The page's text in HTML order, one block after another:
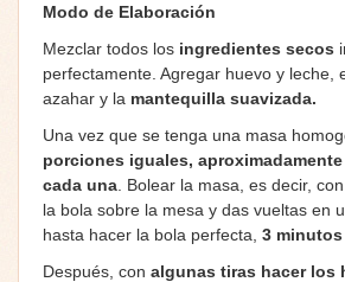
Modo de Elaboración
Mezclar todos los ingredientes secos
perfectamente. Agregar huevo y leche,
azahar y la mantequilla suavizada.
Una vez que se tenga una masa
porciones iguales, aproximadamente
cada una . Bolear la masa, es decir,
la bola sobre la mesa y das vueltas en
hasta hacer la bola perfecta, 3 minutos
Después, con algunas tiras hacer los